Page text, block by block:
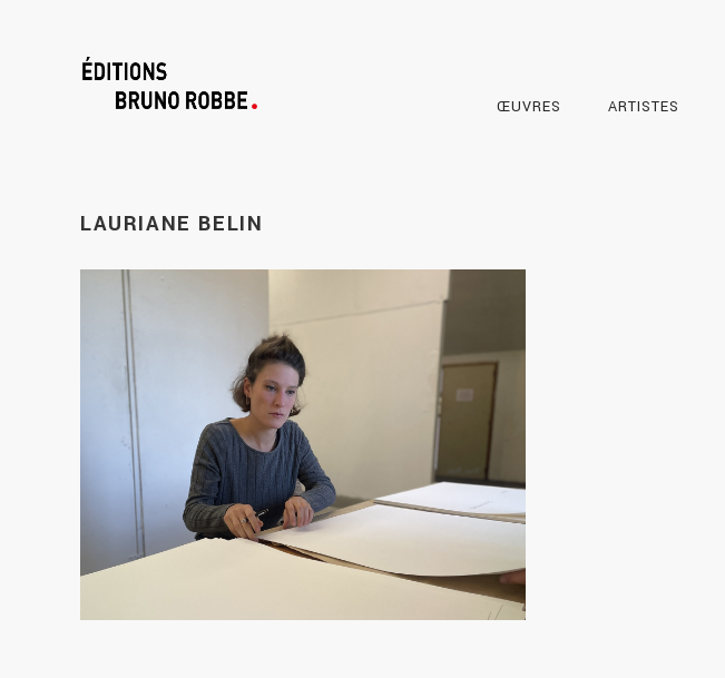
ŒUVRES ARTISTES
LAURIANE BELIN